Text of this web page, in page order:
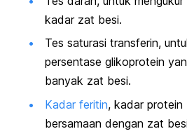
kadar zat besi.
Tes saturasi transferin,
persentase glikoprotein
banyak zat besi.
Kadar feritin, kadar protein
bersamaan dengan zat